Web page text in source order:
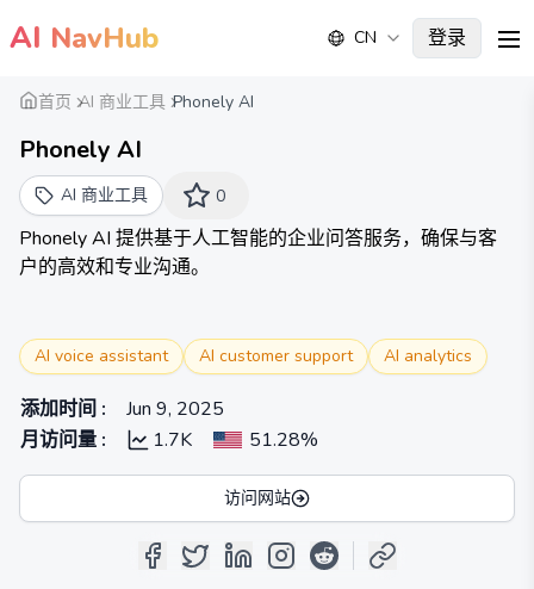
AI NavHub CN 登录
首页 AI 商业工具 Phonely AI
Phonely AI
AI 商业工具 0
Phonely AI 提供基于人工智能的企业问答服务，确保与客
户的高效和专业沟通。
AI voice assistant AI customer support AI analytics
添加时间 :
Jun 9, 2025
月访问量 : 1.7K 51.28%
访问网站